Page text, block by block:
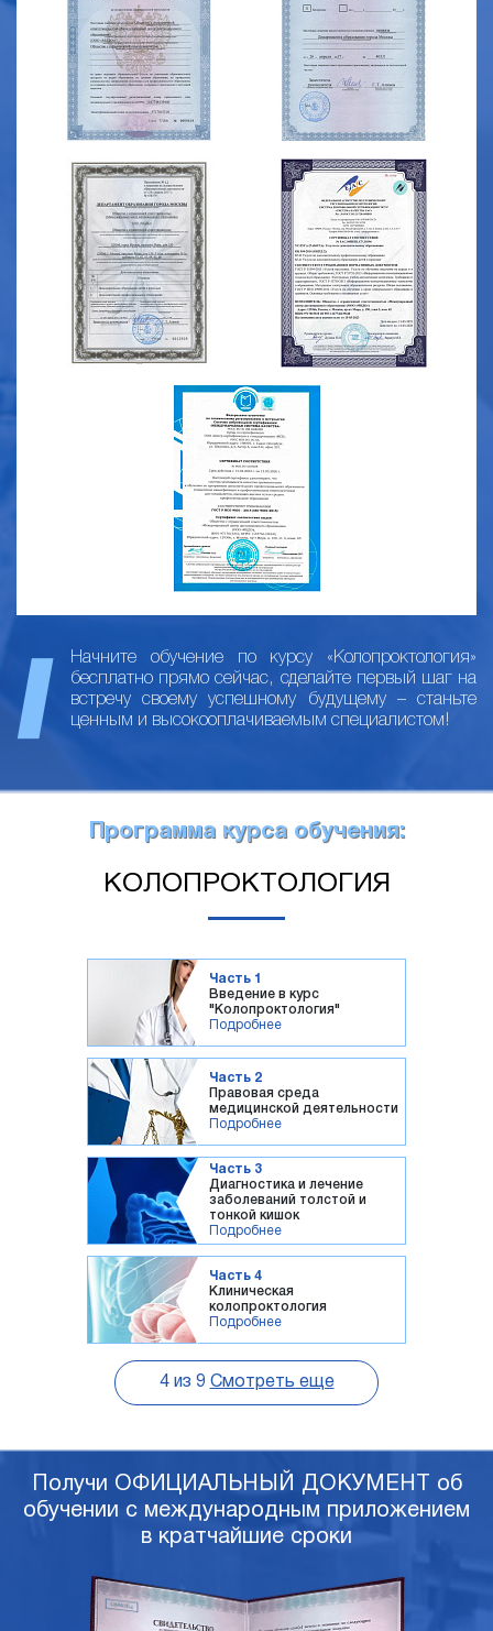
Начните обучение по курсу «Колопроктология»
бесплатно прямо сейчас, сделайте первый шаг на
встречу своему успешному будущему – станьте
ценным и высокооплачиваемым специалистом!
Программа курса обучения:
КОЛОПРОКТОЛОГИЯ
Часть 1
Введение в курс
"Колопроктология"
Подробнее
Часть 2
Правовая среда
медицинской деятельности
Подробнее
Часть 3
Диагностика и лечение
заболеваний толстой и
тонкой кишок
Подробнее
Часть 4
Клиническая
колопроктология
Подробнее
4из 9 Смотреть еще
Получи ОФИЦИАЛЬНЫЙ ДОКУМЕНТ об
обучении с международным приложением
в кратчайшие сроки